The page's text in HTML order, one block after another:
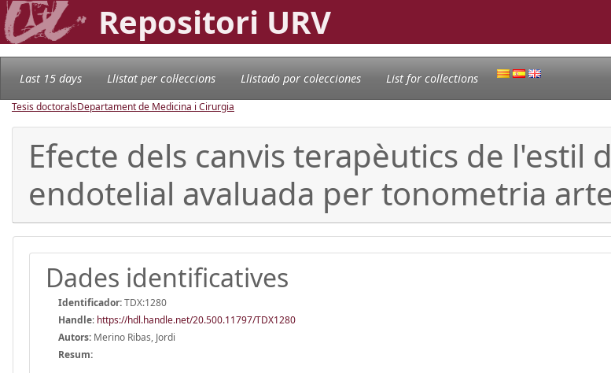
Repositori URV
Last 15 days Llistat per col·leccions Llistado por colecciones List for collections
Tesis doctoralsDepartament de Medicina i Cirurgia
Efecte dels canvis terapèutics de l'estil
endotelial avaluada per tonometria
Dades identificatives
Identificador:TDX:1280
Handle: https://hdl.handle.net/20.500.11797/TDX1280
Autors: Merino Ribas, Jordi
Resum: